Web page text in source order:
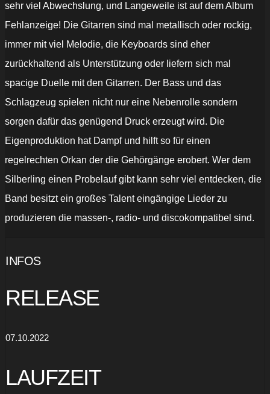
sehr viel Abwechslung, und Langeweile ist auf dem Album
Fehlanzeige! Die Gitarren sind mal metallisch oder rockig,
immer mit viel Melodie, die Keyboards sind eher
zurückhaltend als Unterstützung oder liefern sich mal
spacige Duelle mit den Gitarren. Der Bass und das
Schlagzeug spielen nicht nur eine Nebenrolle sondern
sorgen dafür das genügend Druck erzeugt wird. Die
Eigenproduktion hat Dampf und hilft so für einen
regelrechten Orkan der die Gehörgänge erobert. Wer dem
Silberling einen Probelauf gibt kann sehr viel entdecken, die
Band besitzt ein großes Talent eingängige Lieder zu
produzieren die massen-, radio- und discokompatibel sind.
INFOS
RELEASE
07.10.2022
LAUFZEIT